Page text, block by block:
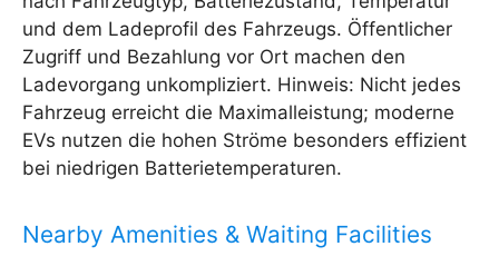
und dem Ladeprofil des Fahrzeugs. Öffentlicher
Zugriff und Bezahlung vor Ort machen den
Ladevorgang unkompliziert. Hinweis: Nicht jedes
Fahrzeug erreicht die Maximalleistung; moderne
EVs nutzen die hohen Ströme besonders effizient
bei niedrigen Batterietemperaturen.
Nearby Amenities & Waiting Facilities